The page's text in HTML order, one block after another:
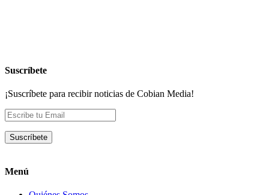
Suscríbete
¡Suscríbete para recibir noticias de Cobian Media!
Menú